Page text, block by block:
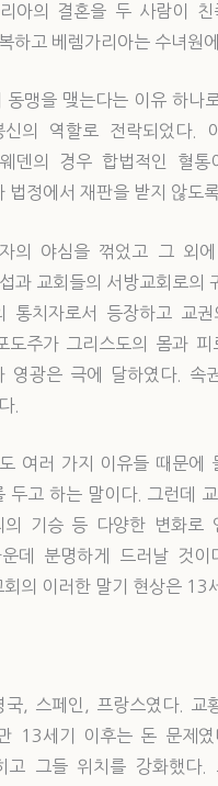
아의 결혼을 두 사람이
하고 베렘가리아는 수녀원
동맹을 맺는다는 이유 하나
의 역할로 전락되었다.
덴의 경우 합법적인 혈
법정에서 재판을 받지 않도
의 야심을 꺾었고 그 외
과 교회들의 서방교회로의
통치자로서 등장하고 교
도주가 그리스도의 몸과
영광은 극에 달하였다.
.
여러 가지 이유들 때문
두고 하는 말이다. 그런데
의 기승 등 다양한 변화로
데 분명하게 드러날 것
의 이러한 말기 현상은 13
국, 스페인, 프랑스였다.
세기 이후는 돈 문제였
고 그들 위치를 강화했다